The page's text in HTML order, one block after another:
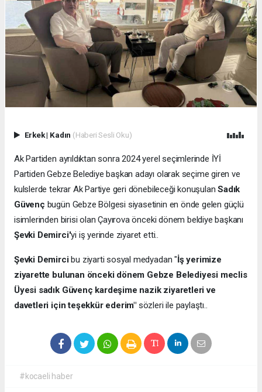
Erkek| Kadın (Haberi Sesli Oku)
Ak Partiden ayrıldıktan sonra 2024 yerel seçimlerinde İYİ
Partiden Gebze Belediye başkan adayı olarak seçime giren ve
kulslerde tekrar Ak Partiye geri dönebileceği konuşulanSadık
Güvenç bugün Gebze Bölgesi siyasetinin en önde gelen güçlü
isimlerinden birisi olan Çayırova önceki dönem beldiye başkanı
Şevki Demirci'yi iş yerinde ziyaret etti..
Şevki Demircibu ziyarti sosyal medyadan "İş yerimize
ziyarette bulunan önceki dönem Gebze Belediyesi meclis
Üyesi sadık Güvenç kardeşime nazik ziyaretleri ve
davetleri için teşekkür ederim" sözleri ile paylaştı..
#kocaeli haber